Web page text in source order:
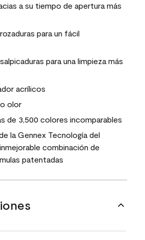
a su tiempo de apertura más
para un fácil
para una limpieza más
acrílicos
olor
de 3,500 colores incomparables
la Gennex Tecnología del
combinación de
patentadas